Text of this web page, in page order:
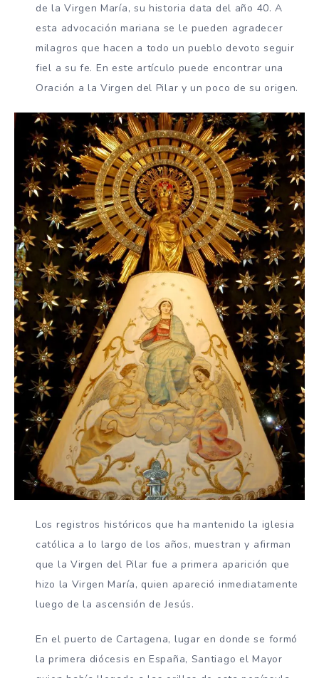
de la Virgen María, su historia data del año 40. A
esta advocación mariana se le pueden agradecer
milagros que hacen a todo un pueblo devoto seguir
fiel a su fe. En este artículo puede encontrar una
Oración a la Virgen del Pilar y un poco de su origen.
Los registros históricos que ha mantenido la iglesia
católica a lo largo de los años, muestran y afirman
que la Virgen del Pilar fue a primera aparición que
hizo la Virgen María, quien apareció inmediatamente
luego de la ascensión de Jesús.
En el puerto de Cartagena, lugar en donde se formó
la primera diócesis en España, Santiago el Mayor